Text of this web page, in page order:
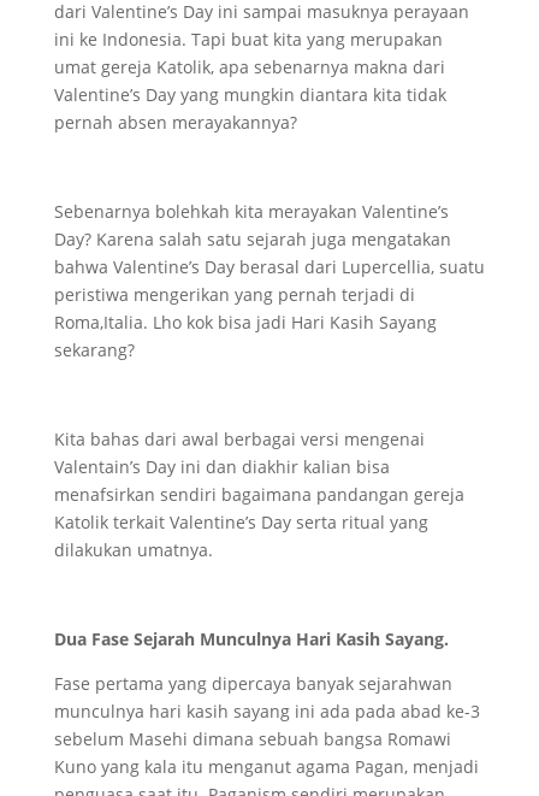
dari Valentine’s Day ini sampai masuknya perayaan
ini ke Indonesia. Tapi buat kita yang merupakan
umat gereja Katolik, apa sebenarnya makna dari
Valentine’s Day yang mungkin diantara kita tidak
pernah absen merayakannya?
Sebenarnya bolehkah kita merayakan Valentine’s
Day? Karena salah satu sejarah juga mengatakan
bahwa Valentine’s Day berasal dari Lupercellia, suatu
peristiwa mengerikan yang pernah terjadi di
Roma,Italia. Lho kok bisa jadi Hari Kasih Sayang
sekarang?
Kita bahas dari awal berbagai versi mengenai
Valentain’s Day ini dan diakhir kalian bisa
menafsirkan sendiri bagaimana pandangan gereja
Katolik terkait Valentine’s Day serta ritual yang
dilakukan umatnya.
Dua Fase Sejarah Munculnya Hari Kasih Sayang.
Fase pertama yang dipercaya banyak sejarahwan
munculnya hari kasih sayang ini ada pada abad ke-3
sebelum Masehi dimana sebuah bangsa Romawi
Kuno yang kala itu menganut agama Pagan, menjadi